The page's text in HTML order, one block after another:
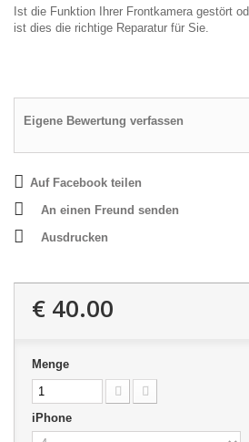
Ist die Funktion Ihrer Frontkamera gestört
ist dies die richtige Reparatur für Sie.
Eigene Bewertung verfassen
Auf Facebook teilen
An einen Freund senden
Ausdrucken
€ 40.00
Menge
iPhone